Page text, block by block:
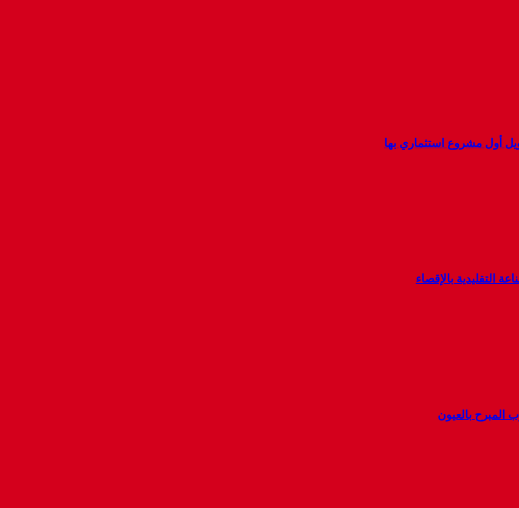
أول مشروع استثماري بها
التقليدية بالإقصاء
بالعيون